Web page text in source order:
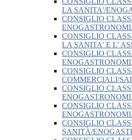
LA SANITA'/
CONSIGLIO
CONSIGLIO
LA SANITA' E L'
CONSIGLIO
CONSIGLIO
COMMERCIALI/
CONSIGLIO
CONSIGLIO
CONSIGLIO
SANITÀ/